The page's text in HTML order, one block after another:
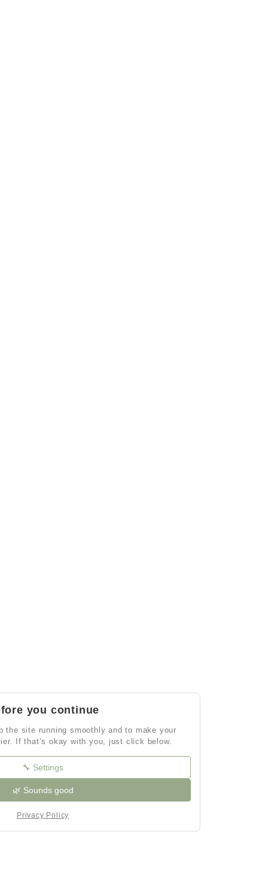
you continue
the site running smoothly and to make your
If that’s okay with you, just click below.
🔧 Settings
🌿 Sounds good
Privacy Policy